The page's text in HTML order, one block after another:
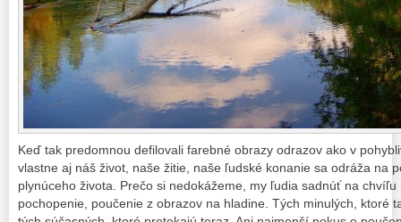
Keď tak predomnou defilovali farebné obrazy odrazov ako v
vlastne aj náš život, naše žitie, naše ľudské konanie sa odráža na
plynúceho života. Prečo si nedokážeme, my ľudia sadnúť na
pochopenie, poučenie z obrazov na hladine. Tých minulých, ktoré